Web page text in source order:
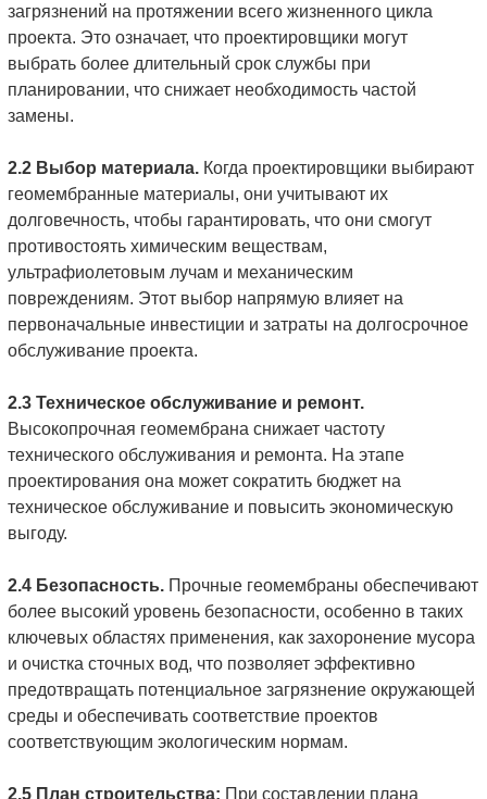
загрязнений на протяжении всего жизненного цикла
проекта. Это означает, что проектировщики могут
выбрать более длительный срок службы при
планировании, что снижает необходимость частой
замены.
2.2 Выбор материала. Когда проектировщики выбирают
геомембранные материалы, они учитывают их
долговечность, чтобы гарантировать, что они смогут
противостоять химическим веществам,
ультрафиолетовым лучам и механическим
повреждениям. Этот выбор напрямую влияет на
первоначальные инвестиции и затраты на долгосрочное
обслуживание проекта.
2.3 Техническое обслуживание и ремонт.
Высокопрочная геомембрана снижает частоту
технического обслуживания и ремонта. На этапе
проектирования она может сократить бюджет на
техническое обслуживание и повысить экономическую
выгоду.
2.4 Безопасность. Прочные геомембраны обеспечивают
более высокий уровень безопасности, особенно в таких
ключевых областях применения, как захоронение мусора
и очистка сточных вод, что позволяет эффективно
предотвращать потенциальное загрязнение окружающей
среды и обеспечивать соответствие проектов
соответствующим экологическим нормам.
2.5 План строительства: При составлении плана